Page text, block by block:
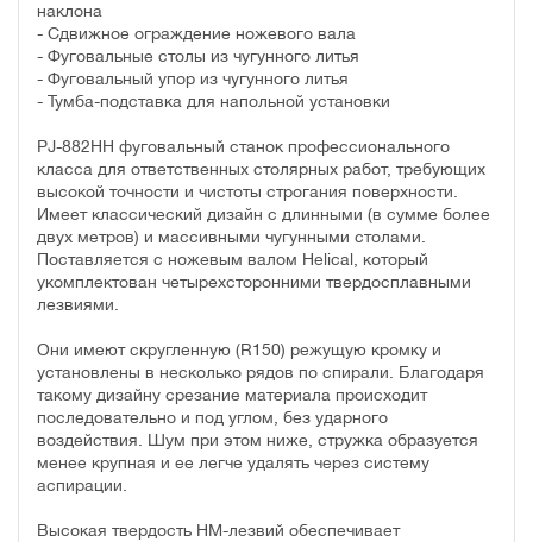
наклона
- Сдвижное ограждение ножевого вала
- Фуговальные столы из чугунного литья
- Фуговальный упор из чугунного литья
- Тумба-подставка для напольной установки
PJ-882HH фуговальный станок профессионального
класса для ответственных столярных работ, требующих
высокой точности и чистоты строгания поверхности.
Имеет классический дизайн с длинными (в сумме более
двух метров) и массивными чугунными столами.
Поставляется с ножевым валом Helical, который
укомплектован четырехсторонними твердосплавными
лезвиями.
Они имеют скругленную (R150) режущую кромку и
установлены в несколько рядов по спирали. Благодаря
такому дизайну срезание материала происходит
последовательно и под углом, без ударного
воздействия. Шум при этом ниже, стружка образуется
менее крупная и ее легче удалять через систему
аспирации.
Высокая твердость HM-лезвий обеспечивает